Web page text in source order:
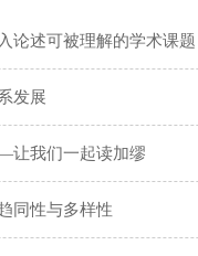
论述可被理解的学术课题
发展
让我们一起读加缪
同性与多样性